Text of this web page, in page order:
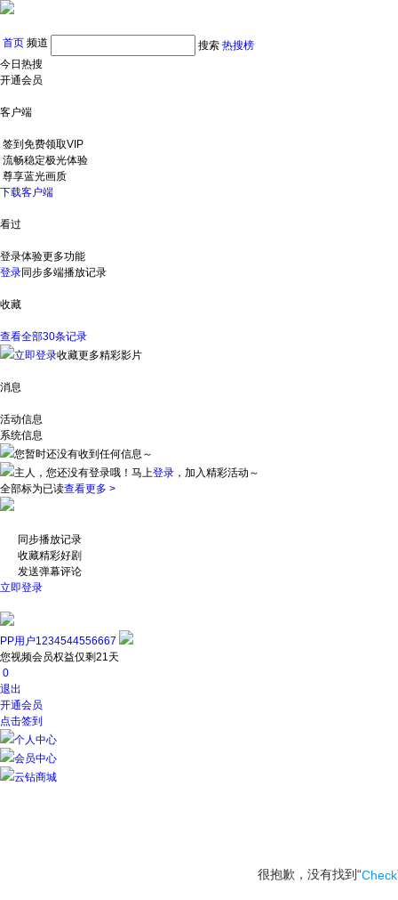
首页 频道 搜索 热搜榜
今日热搜
开通会员
客户端
签到免费领取VIP
流畅稳定极光体验
尊享蓝光画质
下载客户端
看过
登录体验更多功能
登录同步多端播放记录
收藏
查看全部30条记录
立即登录收藏更多精彩影片
消息
活动信息
系统信息
您暂时还没有收到任何信息～
主人，您还没有登录哦！ 马上登录 ，加入精彩活动～
全部标为已读查看更多 >
同步播放记录
收藏精彩好剧
发送弹幕评论
立即登录
PP用户1234544556667
您视频会员权益仅剩21天
0
退出
开通会员
点击签到
个人中心
会员中心
云钻商城
很抱歉，没有找到“Check